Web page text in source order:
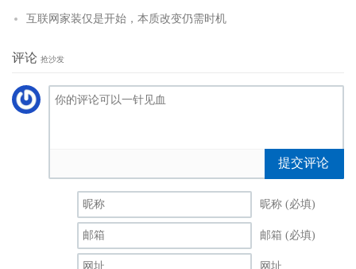
互联网家装仅是开始，本质改变仍需时机
评论 抢沙发
提交评论
昵称 (必填)
邮箱 (必填)
网址